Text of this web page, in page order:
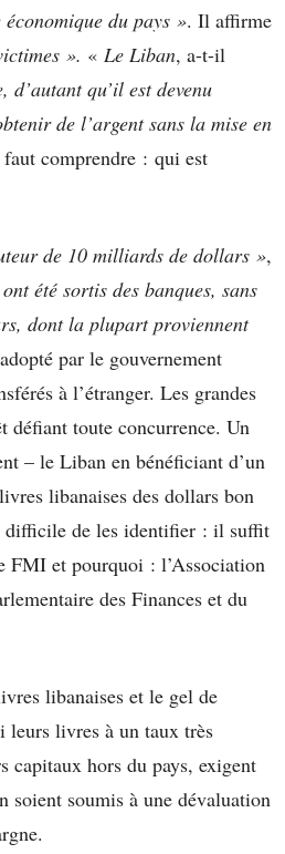
du pays ». Il affirme
». « Le Liban, a-t-il
qu’il est devenu
de l’argent sans la mise en
comprendre : qui est
de 10 milliards de dollars »,
été sortis des banques, sans
dont la plupart proviennent
par le gouvernement
à l’étranger. Les grandes
défiant toute concurrence. Un
– le Liban en bénéficiant d’un
libanaises des dollars bon
difficile de les identifier : il suffit
FMI et pourquoi : l’Association
des Finances et du
libanaises et le gel de
leurs livres à un taux très
capitaux hors du pays, exigent
soient soumis à une dévaluation